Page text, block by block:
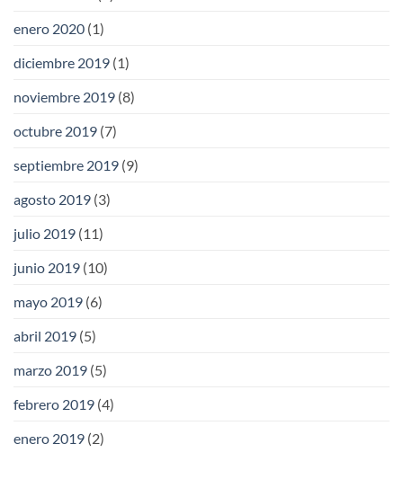
enero 2020 (1)
diciembre 2019 (1)
noviembre 2019 (8)
octubre 2019 (7)
septiembre 2019 (9)
agosto 2019 (3)
julio 2019 (11)
junio 2019 (10)
mayo 2019 (6)
abril 2019 (5)
marzo 2019 (5)
febrero 2019 (4)
enero 2019 (2)